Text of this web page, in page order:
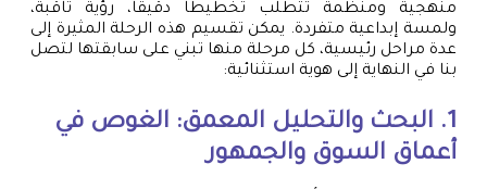
منهجية ومنظمة تتطلب تخطيطاً دقيقاً، رؤية ثاقبة،
ولمسة إبداعية متفردة. يمكن تقسيم هذه الرحلة المثيرة إلى
عدة مراحل رئيسية، كل مرحلة منها تبني على سابقتها لتصل
بنا في النهاية إلى هوية استثنائية:
1. البحث والتحليل المعمق: الغوص في
أعماق السوق والجمهور